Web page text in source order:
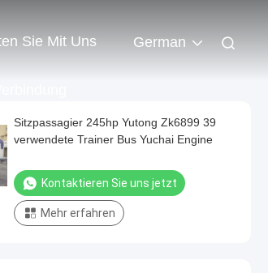
Sie Mit Uns German
Sitzpassagier 245hp Yutong Zk6899 39
verwendete Trainer Bus Yuchai Engine
Kontaktieren Sie uns jetzt
Mehr erfahren